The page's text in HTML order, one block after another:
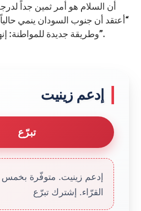
أن السلام هو أمر ثمين جداً
“أعتقد أن جنوب السودان ينمي
وطريقة جديدة للمواطنة: إنها مسألة بغاية الأهمية”.
إدعم زينيت
تبرّع
إدعم زينيت. متوفّرة بخمس
القرّاء. إشترك تبرّع